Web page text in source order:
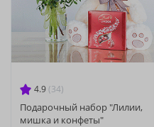
4.9 (34)
Подарочный набор "Лилии,
мишка и конфеты"